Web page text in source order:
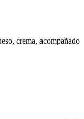
crema, acompañado